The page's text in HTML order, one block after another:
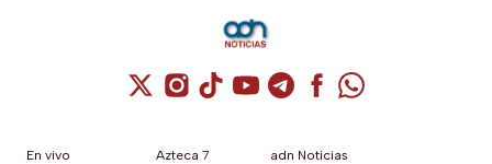
Cuenta de X / Twitter (se abre en una
Cuenta de Instagram (se abre en una
Cuenta de TikTok (se abre en
Cuenta de YouTube (se abre
Cuenta de Telegram (se
Cuenta de
Cuenta de
En vivo
Azteca 7
adn Noticias